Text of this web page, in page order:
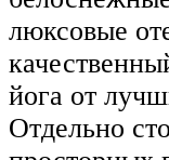
люксовые
йога от
Отдельно